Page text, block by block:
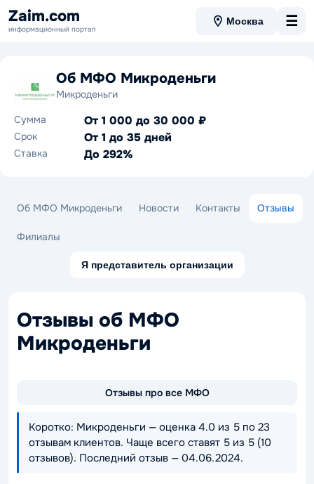
Zaim.com
информационный портал
Москва ☰
Об МФО Микроденьги
Микроденьги
Сумма
От 1 000 до 30 000 ₽
Срок От 1 до 35 дней
Ставка До 292%
Об МФО Микроденьги Новости Контакты Отзывы
Филиалы
Я представитель организации
Отзывы об МФО
Микроденьги
Отзывы про все МФО
Коротко: Микроденьги — оценка 4.0 из 5 по 23
отзывам клиентов. Чаще всего ставят 5 из 5 (10
отзывов). Последний отзыв — 04.06.2024.